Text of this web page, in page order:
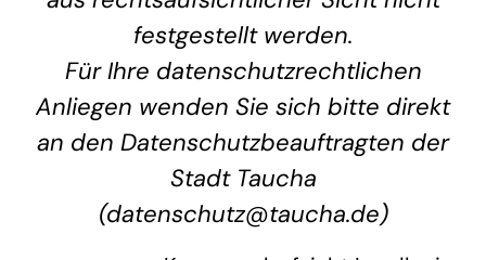
festgestellt werden.
Für Ihre datenschutzrechtlichen
Anliegen wenden Sie sich bitte direkt
an den Datenschutzbeauftragten der
Stadt Taucha
(datenschutz@taucha.de)